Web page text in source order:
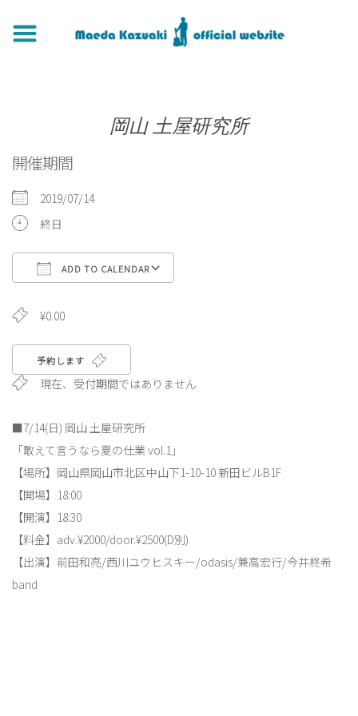
岡山 土屋研究所
開催期間
2019/07/14
終日
ADD TO CALENDAR
¥0.00
予約します
現在、受付期間ではありません
■7/14(日) 岡山 土屋研究所
「敢えて言うなら夏の仕業 vol.1」
【場所】岡山県岡山市北区中山下1-10-10 新田ビルB1F
【開場】18:00
【開演】18:30
【料金】adv.¥2000/door.¥2500(D別)
【出演】前田和亮/西川ユウヒスキー/odasis/兼高宏行/今井柊希
band